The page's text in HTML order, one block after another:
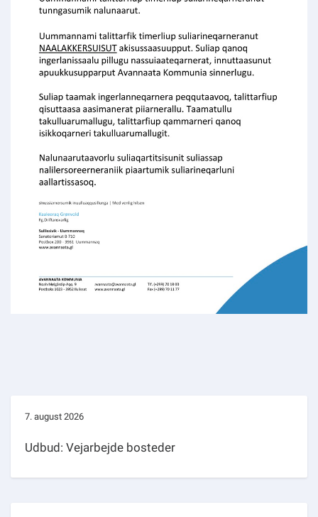
7. august 2026
Udbud: Vejarbejde bosteder